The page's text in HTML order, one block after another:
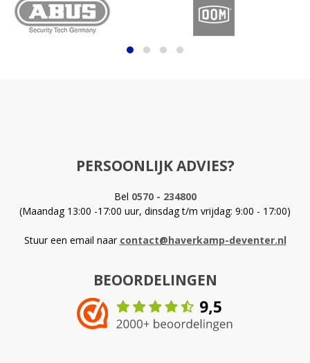
PERSOONLIJK ADVIES?
Bel 0570 - 234800
(Maandag 13:00 -17:00 uur, dinsdag t/m vrijdag: 9:00 - 17:00)
Stuur een email naar contact@haverkamp-deventer.nl
BEOORDELINGEN